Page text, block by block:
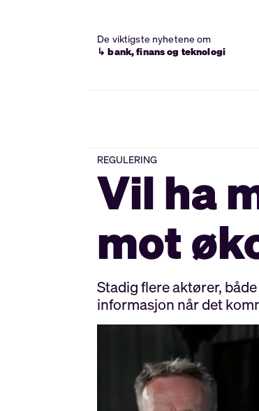
De viktigste nyhetene om
↳ bank, finans og teknologi
REGULERING
Vil ha
mot
Stadig flere aktører,
informasjon når det